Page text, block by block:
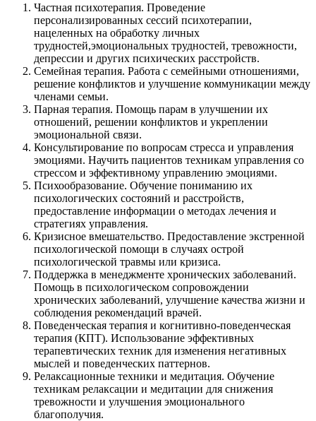
Частная психотерапия. Проведение
персонализированных сессий психотерапии,
нацеленных на обработку личных
трудностей,эмоциональных трудностей, тревожности,
депрессии и других психических расстройств.
Семейная терапия. Работа с семейными отношениями,
решение конфликтов и улучшение коммуникации между
членами семьи.
Парная терапия. Помощь парам в улучшении их
отношений, решении конфликтов и укреплении
эмоциональной связи.
Консультирование по вопросам стресса и управления
эмоциями. Научить пациентов техникам управления со
стрессом и эффективному управлению эмоциями.
Психообразование. Обучение пониманию их
психологических состояний и расстройств,
предоставление информации о методах лечения и
стратегиях управления.
Кризисное вмешательство. Предоставление экстренной
психологической помощи в случаях острой
психологической травмы или кризиса.
Поддержка в менеджменте хронических заболеваний.
Помощь в психологическом сопровождении
хронических заболеваний, улучшение качества жизни и
соблюдения рекомендаций врачей.
Поведенческая терапия и когнитивно-поведенческая
терапия (КПТ). Использование эффективных
терапевтических техник для изменения негативных
мыслей и поведенческих паттернов.
Релаксационные техники и медитация. Обучение
техникам релаксации и медитации для снижения
тревожности и улучшения эмоционального
благополучия.